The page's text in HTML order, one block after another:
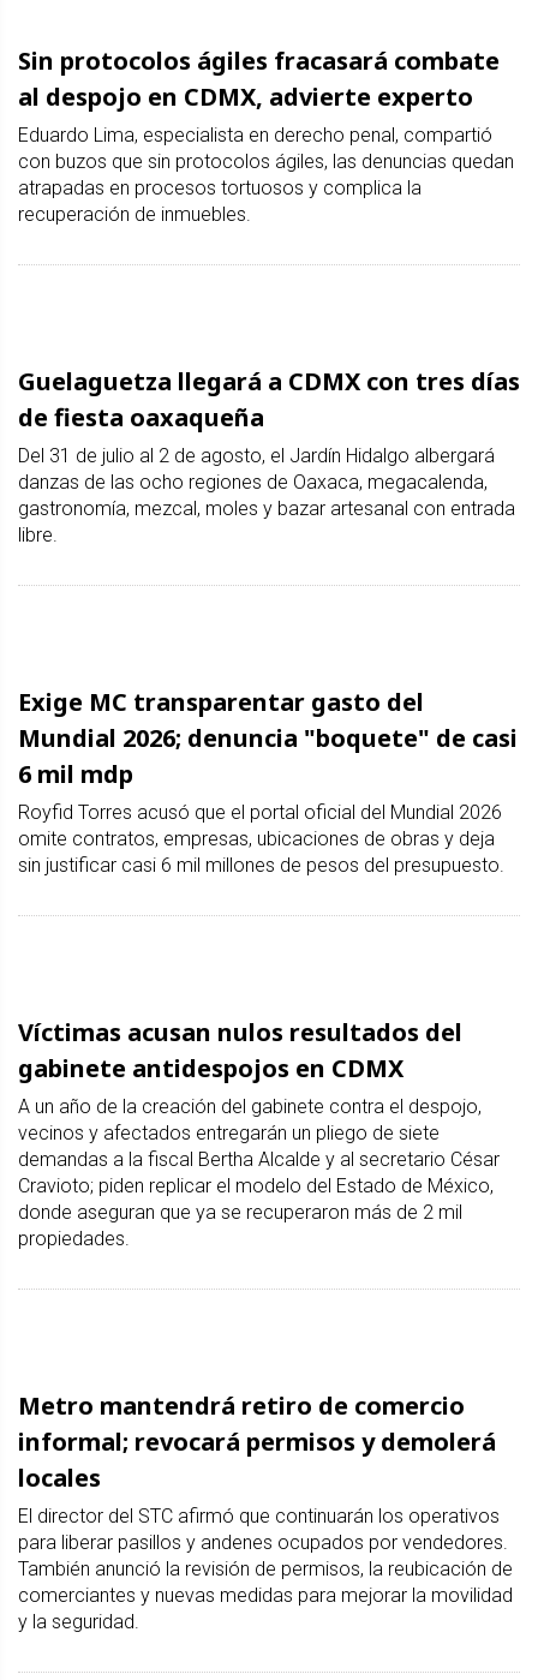
Sin protocolos ágiles fracasará combate
al despojo en CDMX, advierte experto
Eduardo Lima, especialista en derecho penal, compartió
con buzos que sin protocolos ágiles, las denuncias quedan
atrapadas en procesos tortuosos y complica la
recuperación de inmuebles.
Guelaguetza llegará a CDMX con tres días
de fiesta oaxaqueña
Del 31 de julio al 2 de agosto, el Jardín Hidalgo albergará
danzas de las ocho regiones de Oaxaca, megacalenda,
gastronomía, mezcal, moles y bazar artesanal con entrada
libre.
Exige MC transparentar gasto del
Mundial 2026; denuncia "boquete" de casi
6 mil mdp
Royfid Torres acusó que el portal oficial del Mundial 2026
omite contratos, empresas, ubicaciones de obras y deja
sin justificar casi 6 mil millones de pesos del presupuesto.
Víctimas acusan nulos resultados del
gabinete antidespojos en CDMX
A un año de la creación del gabinete contra el despojo,
vecinos y afectados entregarán un pliego de siete
demandas a la fiscal Bertha Alcalde y al secretario César
Cravioto; piden replicar el modelo del Estado de México,
donde aseguran que ya se recuperaron más de 2 mil
propiedades.
Metro mantendrá retiro de comercio
informal; revocará permisos y demolerá
locales
El director del STC afirmó que continuarán los operativos
para liberar pasillos y andenes ocupados por vendedores.
También anunció la revisión de permisos, la reubicación de
comerciantes y nuevas medidas para mejorar la movilidad
y la seguridad.